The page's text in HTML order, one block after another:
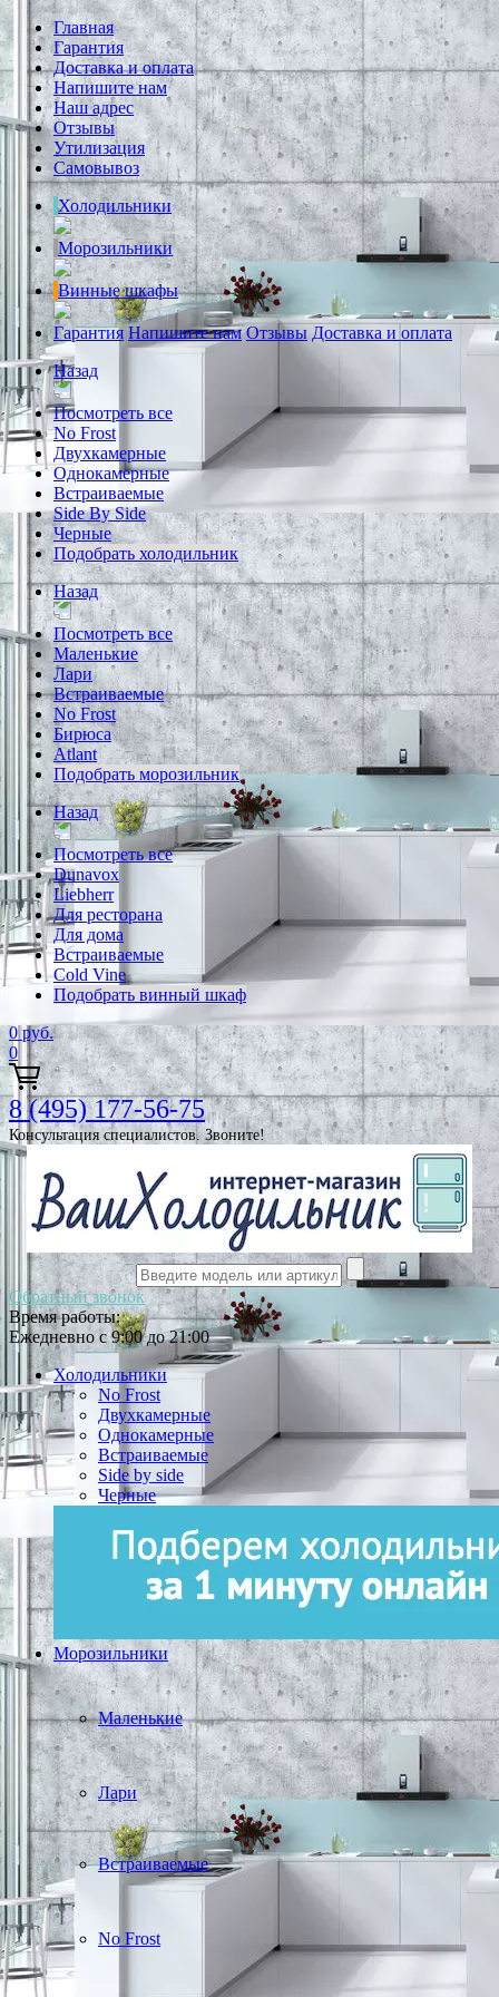
Главная
Гарантия
Доставка и оплата
Напишите нам
Наш адрес
Отзывы
Утилизация
Самовывоз
Холодильники
Морозильники
Винные шкафы
Гарантия Напишите нам Отзывы Доставка и оплата
Назад
Посмотреть все
No Frost
Двухкамерные
Однокамерные
Встраиваемые
Side By Side
Черные
Подобрать холодильник
Назад
Посмотреть все
Маленькие
Лари
Встраиваемые
No Frost
Бирюса
Atlant
Подобрать морозильник
Назад
Посмотреть все
Dunavox
Liebherr
Для ресторана
Для дома
Встраиваемые
Cold Vine
Подобрать винный шкаф
0 руб.
0
8 (495) 177-56-75
Консультация специалистов. Звоните!
Обратный звонок
Время работы:
Ежедневно с 9:00 до 21:00
Холодильники
No Frost
Двухкамерные
Однокамерные
Встраиваемые
Side by side
Черные
Морозильники
Маленькие
Лари
Встраиваемые
No Frost